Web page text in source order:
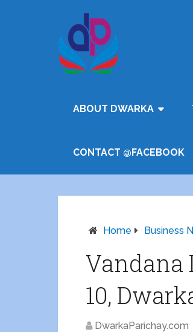
ABOUT DWARKA
CONTACT @FACEBOOK
Home Business
Vandana
10,
DwarkaParichay.com